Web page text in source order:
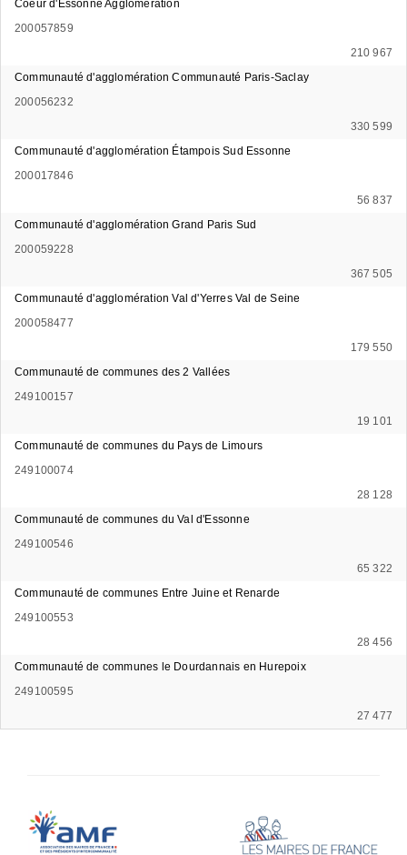
Coeur d'Essonne Agglomération
200057859
210 967
Communauté d'agglomération Communauté Paris-Saclay
200056232
330 599
Communauté d'agglomération Étampois Sud Essonne
200017846
56 837
Communauté d'agglomération Grand Paris Sud
200059228
367 505
Communauté d'agglomération Val d'Yerres Val de Seine
200058477
179 550
Communauté de communes des 2 Vallées
249100157
19 101
Communauté de communes du Pays de Limours
249100074
28 128
Communauté de communes du Val d'Essonne
249100546
65 322
Communauté de communes Entre Juine et Renarde
249100553
28 456
Communauté de communes le Dourdannais en Hurepoix
249100595
27 477